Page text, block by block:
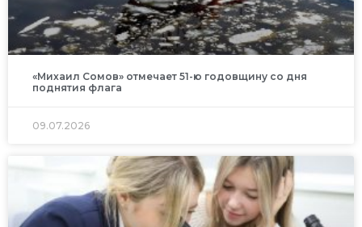
«Михаил Сомов» отмечает 51-ю годовщину со дня
поднятия флага
09.07.2026